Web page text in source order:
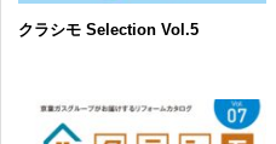
クラシモ Selection Vol.5